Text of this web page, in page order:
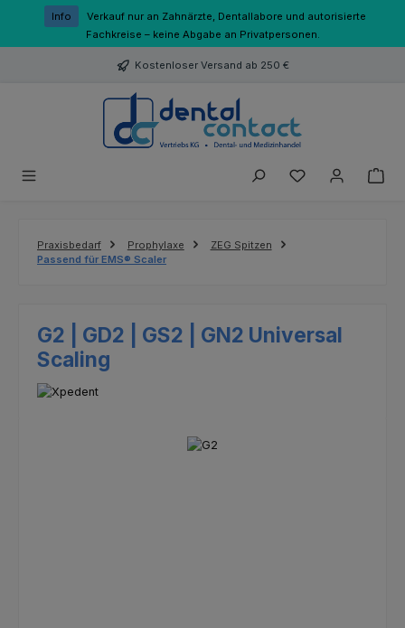
Zum Hauptinhalt springen
Info
Verkauf nur an Zahnärzte, Dentallabore und autorisierte
Fachkreise – keine Abgabe an Privatpersonen.
Kostenloser Versand ab 250 €
Du hast 0
Praxisbedarf Prophylaxe
ZEG Spitzen
Passend für EMS® Scaler
G2 | GD2 | GS2 | GN2 Universal
Scaling